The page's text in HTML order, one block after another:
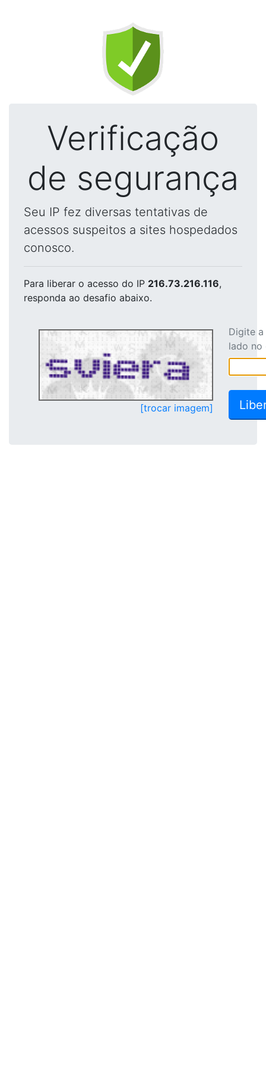
Verificação
de segurança
Seu IP fez diversas tentativas de
acessos suspeitos a sites hospedados
conosco.
Para liberar o acesso do IP 216.73.216.116,
responda ao desafio abaixo.
[trocar imagem]
Digite
lado no